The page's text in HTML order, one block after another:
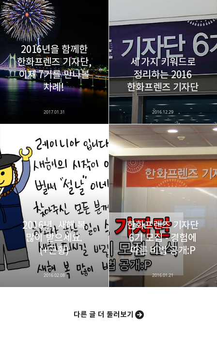
다방면의 깊은 관심과 얕은 이해도를 갖춘 보편적
비주류이자 진화하는 영원한 주변인.
구독하기
구독하기
카카오스토리 밴드 네이버 블로그
2016년을 함께한
한화프렌즈 기자단,
이제 7기를 만나볼
차례!
2017.01.31
세 가지 키워드로
정리하는 2016
한화프렌즈 기자단
2016.12.29
2016년, 새해 복
많이 받으세요.
(+근황)
2016.02.08
한화프렌즈 기자단
6기 모집 - 경험에
따른 비법 공개:P
2016.01.21
다른 글 더 둘러보기